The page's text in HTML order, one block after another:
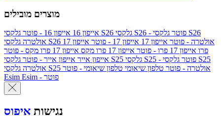
מוצרים מובילים
אייפון 16 אייפון 16 - פוטר גלקסי S26 גלקסי S26 - פוטר גלקסי S26
אולטרה
גלקסי S26 אולטרה - פוטר אייפון 17 אייפון 17 - פוטר
אייפון 17
פרו אייפון 17 פרו - פוטר אייפון 17 פרו מקס
אייפון 17 פרו מקס - פוטר
אייפון אייר אייפון אייר - פוטר גלקסי S25 גלקסי S25 - פוטר גלקסי S25
אולטרה
גלקסי S25 אולטרה - פוטר טלפון שיאומי טלפון שיאומי - פוטר
Esim
Esim - פוטר
נגישות איפוס